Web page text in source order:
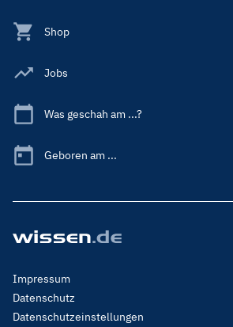
Shop
Jobs
Was geschah am ...?
Geboren am ...
Footer
Menu
Legal
Impressum
Datenschutz
Datenschutzeinstellungen